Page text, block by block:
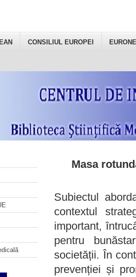
CONSILIUL EUROPEI
Masa
Subiectul
contextul
important,
pentru
societății. În
prevenției și